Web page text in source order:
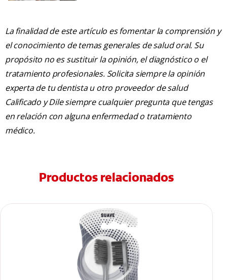
La finalidad de este artículo es fomentar la comprensión y
el conocimiento de temas generales de salud oral. Su
propósito no es sustituir la opinión, el diagnóstico o el
tratamiento profesionales. Solicita siempre la opinión
experta de tu dentista u otro proveedor de salud
Calificado y Dile siempre cualquier pregunta que tengas
en relación con alguna enfermedad o tratamiento
médico.
Productos relacionados